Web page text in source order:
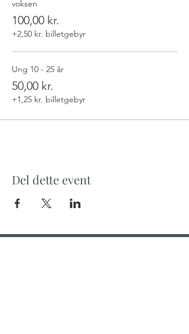
voksen
100,00 kr.
+2,50 kr. billetgebyr
Ung 10 - 25 år
50,00 kr.
+1,25 kr. billetgebyr
Del dette event